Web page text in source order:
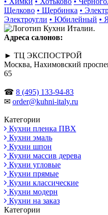
Щелково • Щербинка •
Электроугли • Юбилейный •
Адреса салонов:
► ТЦ ЭКСПОСТРОЙ
Москва, Нахимовский
65
☎ 8 (495) 133-94-83
✉ order@kuhni-italy.ru
Категории
Кухни пленка ПВХ
Кухни эмаль
Кухни шпон
Кухни массив дерева
Кухни угловые
Кухни прямые
Кухни классические
Кухни модерн
Кухни на заказ
Категории